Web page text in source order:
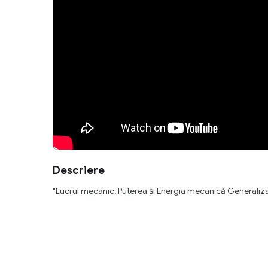
Descriere
"Lucrul mecanic, Puterea și Energia mecanică